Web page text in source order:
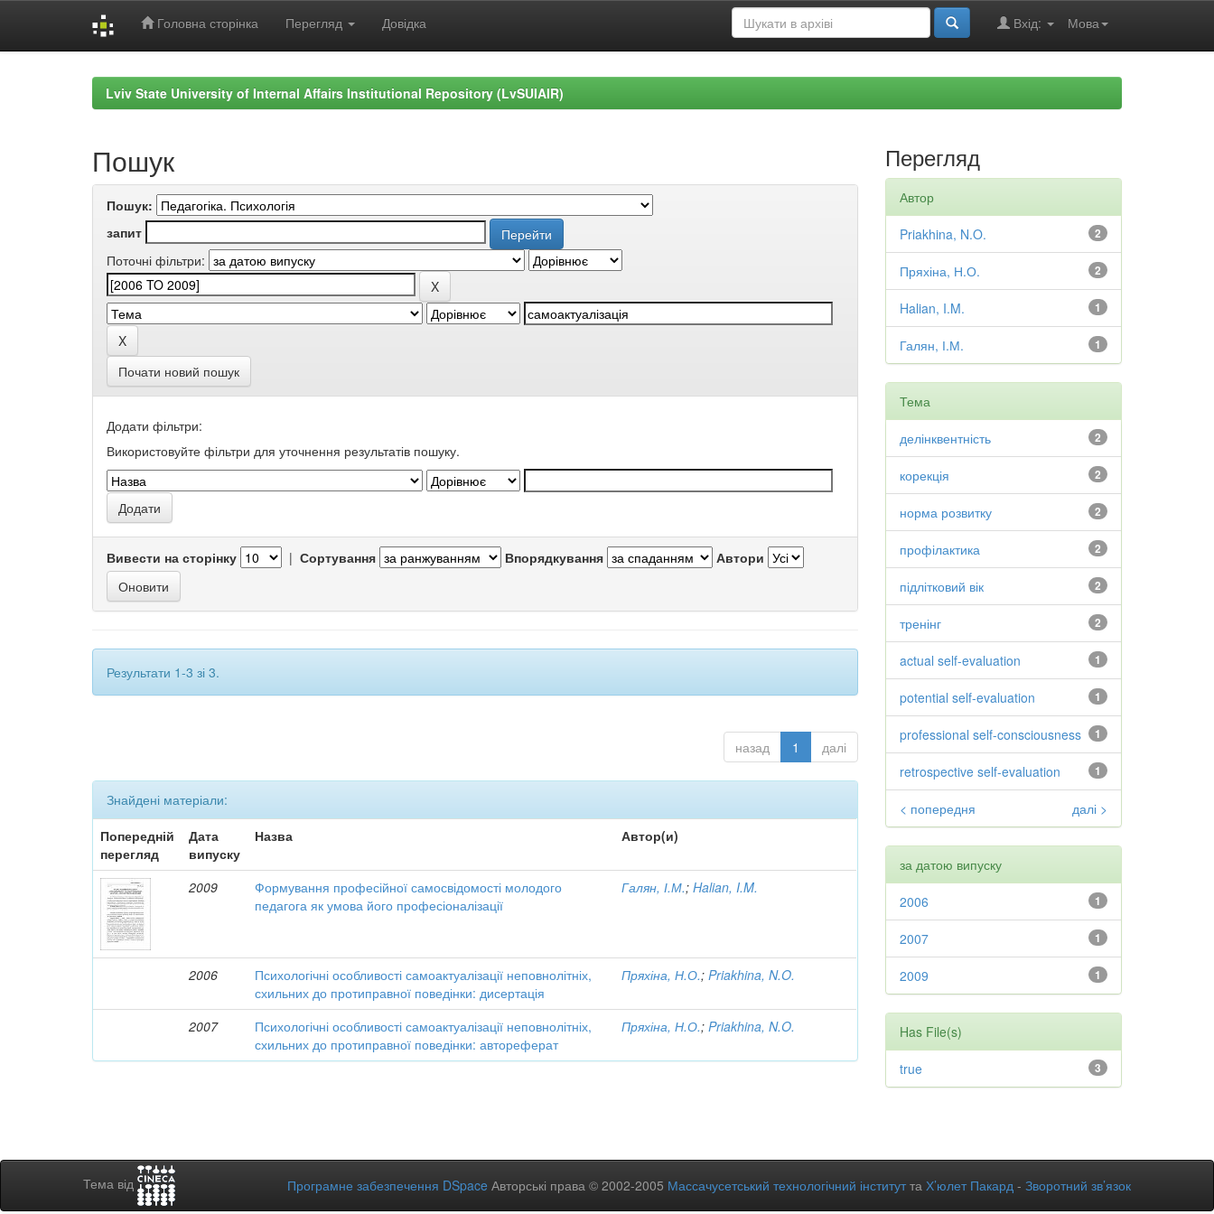
Головна сторінка Перегляд Довідка Мова
Вхід:
Lviv State University of Internal Affairs Institutional Repository (LvSUIAIR)
Пошук
Пошук:
запит
Поточні фільтри:
Почати новий пошук
Додати фільтри:
Використовуйте фільтри для уточнення результатів пошуку.
Вивести на сторінку | Сортування Впорядкування Автори
Результати 1-3 зі 3.
назад 1 далі
Знайдені матеріали:
Попередній
перегляд
Дата
випуску
Назва Автор(и)
2009
Формування професійної самосвідомості молодого
педагога як умова його професіоналізації
Галян, І.М.;Halian, I.M.
2006
Психологічні особливості самоактуалізації неповнолітніх,
схильних до протиправної поведінки: дисертація
Пряхіна, Н.О.;Priakhina, N.O.
2007
Психологічні особливості самоактуалізації неповнолітніх,
схильних до протиправної поведінки: автореферат
Пряхіна, Н.О.;Priakhina, N.O.
Перегляд
Автор
2
Priakhina, N.O.
2
Пряхіна, Н.О.
1
Halian, I.M.
1
Галян, І.М.
Тема
2
делінквентність
2
корекція
2
норма розвитку
2
профілактика
2
підлітковий вік
2
тренінг
1
actual self-evaluation
1
potential self-evaluation
1
professional self-consciousness
1
retrospective self-evaluation
< попередня далі >
за датою випуску
1
2006
1
2007
1
2009
Has File(s)
3
true
Тема від Програмне забезпечення DSpace Авторські права © 2002-2005 Массачусетський технологічний інститутта Х’юлет Пакард - Зворотний зв’язок